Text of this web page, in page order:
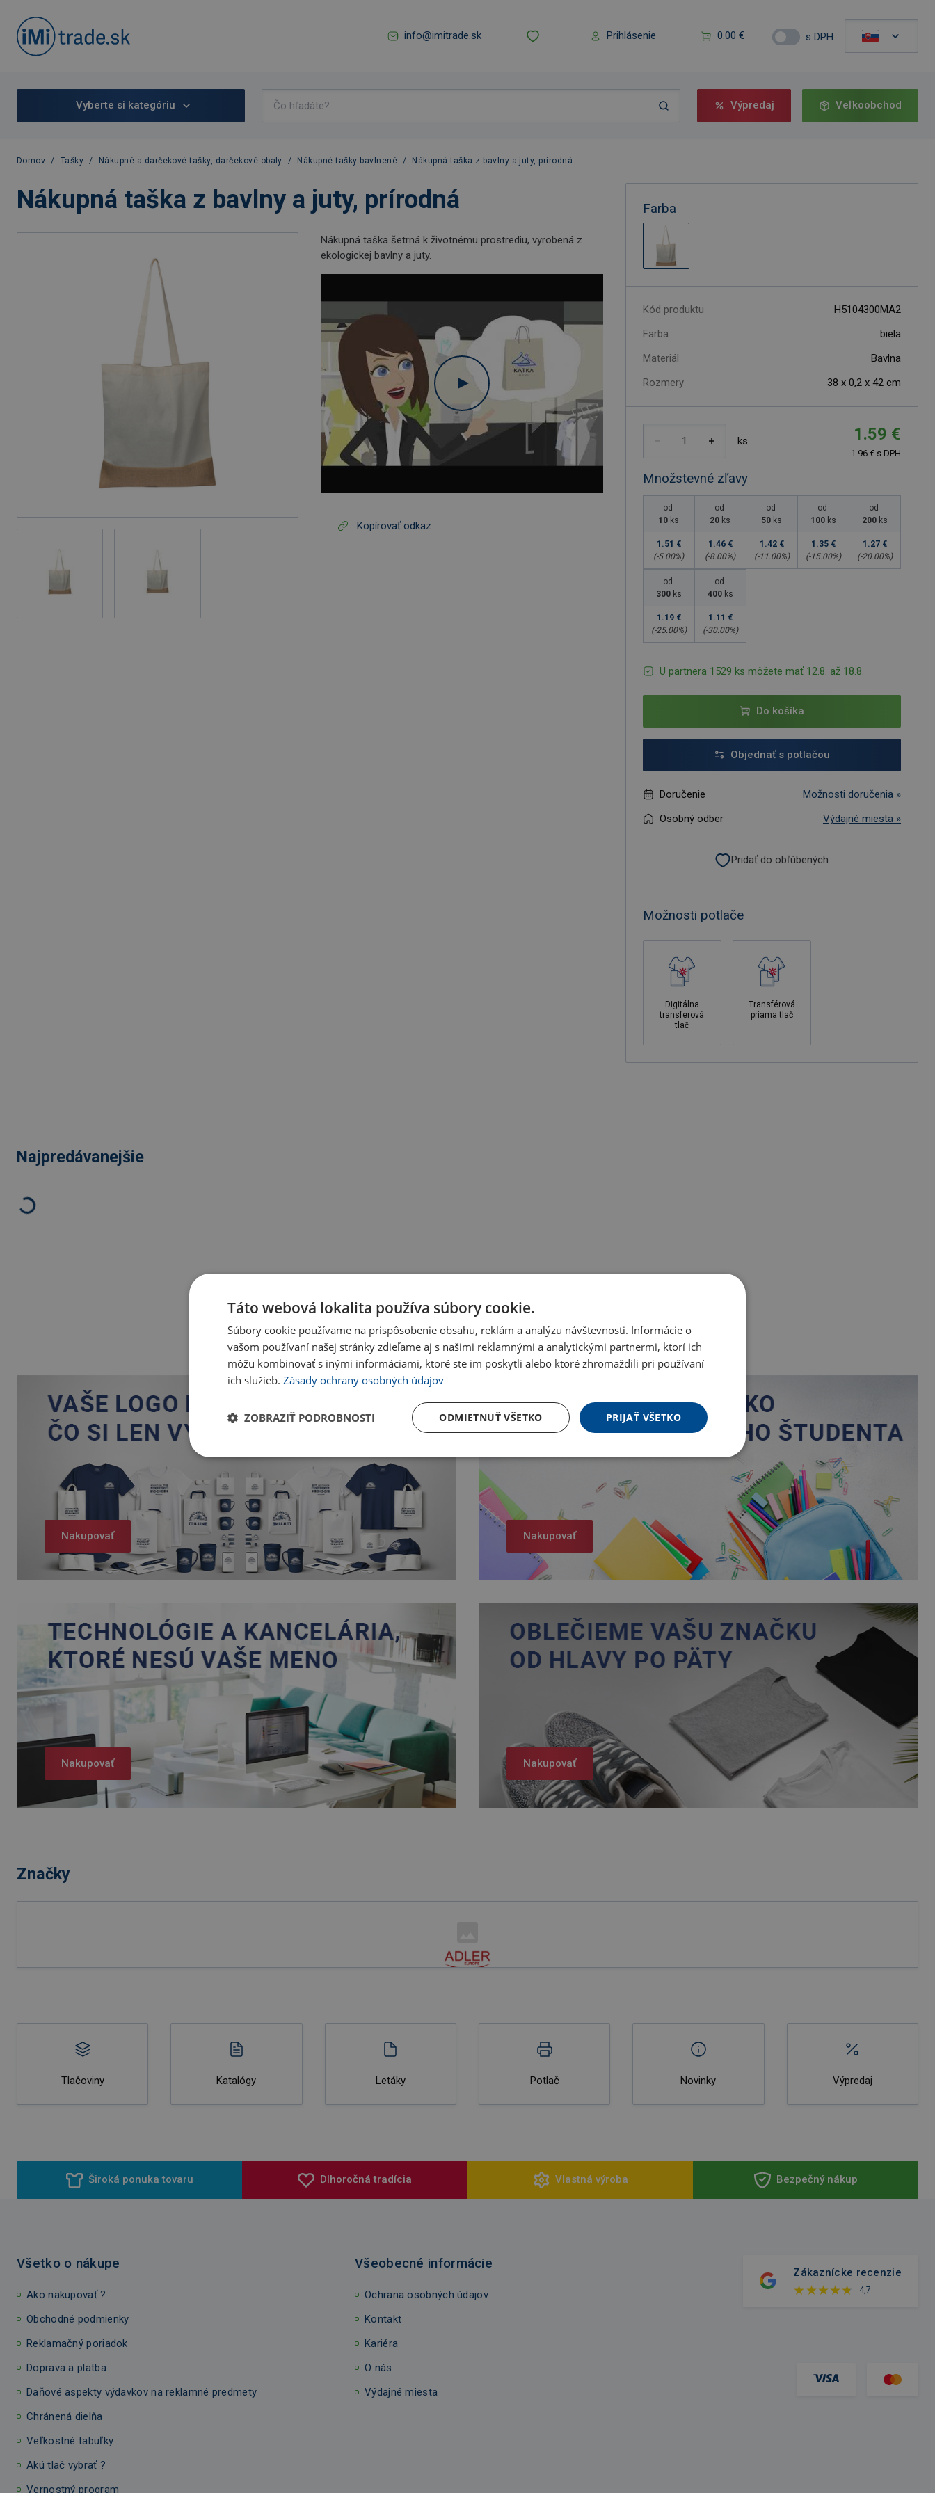
info@imitrade.sk Prihlásenie 0.00 € s DPH
Vyberte si kategóriu Výpredaj Veľkoobchod
Domov / Tašky / Nákupné a darčekové tašky, darčekové obaly / Nákupné tašky bavlnené / Nákupná taška z bavlny a juty, prírodná
Nákupná taška z bavlny a juty, prírodná
Nákupná taška šetrná k životnému prostrediu, vyrobená z
ekologickej bavlny a juty.
Kopírovať odkaz
Farba
Kód produktu
H5104300MA2
Farba
biela
Materiál
Bavlna
Rozmery
38 x 0,2 x 42 cm
ks 1.59 €
1.96 € s DPH
Množstevné zľavy
od
10 ks
1.51 €
(-5.00%)
od
20 ks
1.46 €
(-8.00%)
od
50 ks
1.42 €
(-11.00%)
od
100 ks
1.35 €
(-15.00%)
od
200 ks
1.27 €
(-20.00%)
od
300 ks
1.19 €
(-25.00%)
od
400 ks
1.11 €
(-30.00%)
U partnera 1529 ks môžete mať 12.8. až 18.8.
Do košíka
Objednať s potlačou
Doručenie
Možnosti doručenia »
Osobný odber
Výdajné miesta »
Pridať do obľúbených
Možnosti potlače
Digitálna
transferová
tlač
Transférová
priama tlač
Najpredávanejšie
Nakupovať Nakupovať
Nakupovať Nakupovať
Značky
Tlačoviny Katalógy Letáky Potlač Novinky Výpredaj
Široká ponuka tovaru Dlhoročná tradícia Vlastná výroba Bezpečný nákup
Všetko o nákupe
Ako nakupovať ?
Obchodné podmienky
Reklamačný poriadok
Doprava a platba
Daňové aspekty výdavkov na reklamné predmety
Chránená dielňa
Veľkostné tabuľky
Akú tlač vybrať ?
Vernostný program
Všeobecné informácie
Ochrana osobných údajov
Kontakt
Kariéra
O nás
Výdajné miesta
Zákaznícke recenzie
4,7
Táto webová lokalita používa súbory cookie.
Súbory cookie používame na prispôsobenie obsahu, reklám a analýzu návštevnosti. Informácie o
vašom používaní našej stránky zdieľame aj s našimi reklamnými a analytickými partnermi, ktorí ich
môžu kombinovať s inými informáciami, ktoré ste im poskytli alebo ktoré zhromaždili pri používaní
ich služieb. Zásady ochrany osobných údajov
PRIJAŤ VŠETKO
ODMIETNUŤ VŠETKO
ZOBRAZIŤ PODROBNOSTI